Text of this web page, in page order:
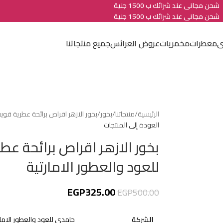
شحن مجانى عند شرائك ب 1500 جنية
شحن مجانى عند شرائك ب 1500 جنية
معطراتمخمرياتعروض العرائسجميع منتجاتنا
الرئيسية منتجاتنا بخور بخور الازهر اقراص برائحة عطرية
العودة إلى المنتجات
بخور الازهر اقراص
للعود والعطور الامارتية
EGP500.00
EGP325.00
الشركة حامدى للعود والعطور